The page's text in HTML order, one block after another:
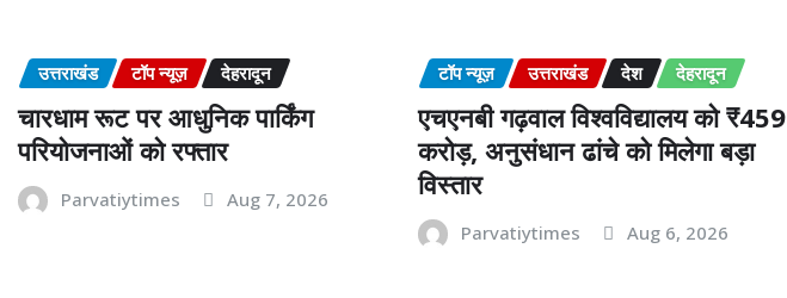
उत्तराखंड टॉप न्यूज़ देहरादून
चारधाम रूट पर आधुनिक पार्किंग
परियोजनाओं को रफ्तार
Parvatiytimes Aug 7, 2026
टॉप न्यूज़ उत्तराखंड देश देहरादून
एचएनबी गढ़वाल विश्वविद्यालय को ₹459
करोड़, अनुसंधान ढांचे को मिलेगा बड़ा
विस्तार
Parvatiytimes Aug 6, 2026